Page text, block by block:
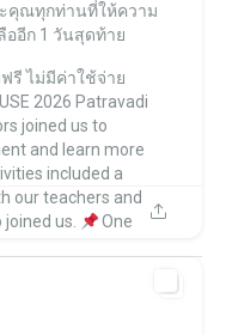
คุณทุกท่านที่ให้ความ
ออีก 1 วันสุดท้าย
รี ไม่มีค่าใช้จ่าย
2026 Patravadi
joined us to
and learn more
included a
our teachers and
us.
One